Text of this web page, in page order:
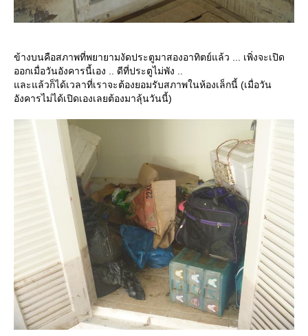
ข้างบนคือสภาพที่พยายามงัดประตูมาสองอาทิตย์แล้ว ... เพิ่งจะเปิด
ออกเมื่อวันอังคารนี้เอง .. ดีที่ประตูไม่พัง ..
ละแล้วก็ได้เวลาที่เราจะต้องยอมรับสภาพในห้องเล็กนี้ (เมื่อวัน
อังคารไม่ได้เปิดเองเลยต้องมาลุ้นวันนี้)